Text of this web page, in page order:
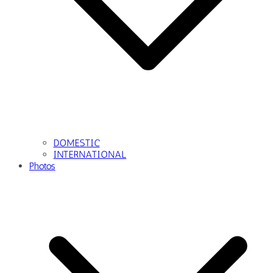
DOMESTIC
INTERNATIONAL
Photos